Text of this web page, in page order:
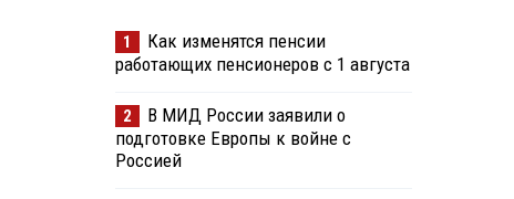
1
Как изменятся пенсии
работающих пенсионеров с 1 августа
2
В МИД России заявили о
подготовке Европы к войне с
Россией